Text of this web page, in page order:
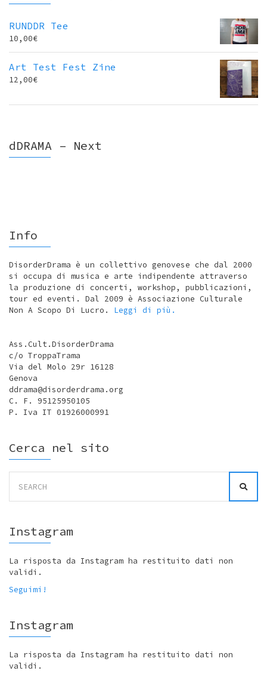
RUNDDR Tee
10,00€
Art Test Fest Zine
12,00€
dDRAMA – Next
Info
DisorderDrama è un collettivo genovese che dal 2000
si occupa di musica e arte indipendente attraverso
la produzione di concerti, workshop, pubblicazioni,
tour ed eventi. Dal 2009 è Associazione Culturale
Non A Scopo Di Lucro. Leggi di più.
Ass.Cult.DisorderDrama
c/o TroppaTrama
Via del Molo 29r 16128
Genova
ddrama@disorderdrama.org
C. F. 95125950105
P. Iva IT 01926000991
Cerca nel sito
for:
Instagram
La risposta da Instagram ha restituito dati non
validi.
Seguimi!
Instagram
La risposta da Instagram ha restituito dati non
validi.